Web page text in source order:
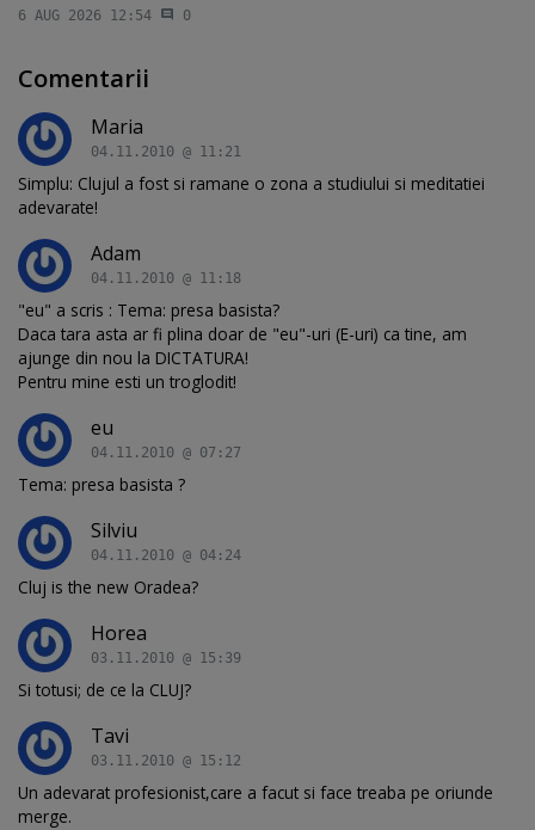
6 AUG 2026 12:54 0
Comentarii
Maria
04.11.2010 @ 11:21
Simplu: Clujul a fost si ramane o zona a studiului si meditatiei
adevarate!
Adam
04.11.2010 @ 11:18
"eu" a scris : Tema: presa basista?
Daca tara asta ar fi plina doar de "eu"-uri (E-uri) ca tine, am
ajunge din nou la DICTATURA!
Pentru mine esti un troglodit!
eu
04.11.2010 @ 07:27
Tema: presa basista ?
Silviu
04.11.2010 @ 04:24
Cluj is the new Oradea?
Horea
03.11.2010 @ 15:39
Si totusi; de ce la CLUJ?
Tavi
03.11.2010 @ 15:12
Un adevarat profesionist,care a facut si face treaba pe oriunde
merge.